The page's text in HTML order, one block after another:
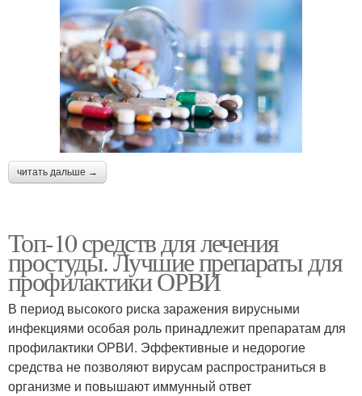
читать дальше →
Топ-10 средств для лечения
простуды. Лучшие препараты для
профилактики ОРВИ
В период высокого риска заражения вирусными
инфекциями особая роль принадлежит препаратам для
профилактики ОРВИ. Эффективные и недорогие
средства не позволяют вирусам распространиться в
организме и повышают иммунный ответ